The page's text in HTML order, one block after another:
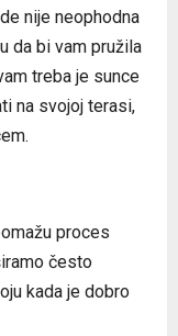
nije neophodna
da bi vam pružila
treba je sunce
na svojoj terasi,
proces
često
kada je dobro